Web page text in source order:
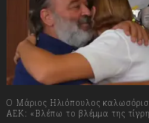
Ο Μάριος Ηλιόπουλος
ΑΕΚ: «Βλέπω το βλέμμα της